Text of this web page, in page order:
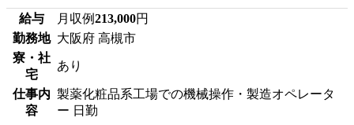
給与 月収例213,000円
勤務地 大阪府 高槻市
寮・社
宅
あり
仕事内
容
製薬化粧品系工場での機械操作・製造オペレータ
ー 日勤